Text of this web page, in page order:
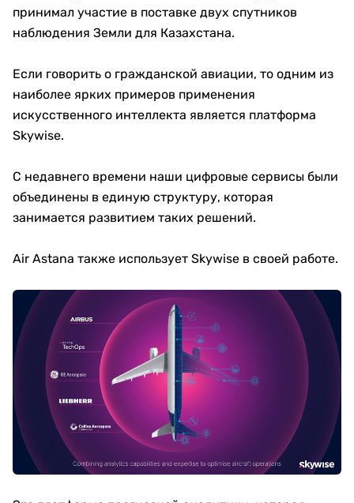
принимал участие в поставке двух спутников
наблюдения Земли для Казахстана.
Если говорить о гражданской авиации, то одним из
наиболее ярких примеров применения
искусственного интеллекта является платформа
Skywise.
С недавнего времени наши цифровые сервисы были
объединены в единую структуру, которая
занимается развитием таких решений.
Air Astana также использует Skywise в своей работе.